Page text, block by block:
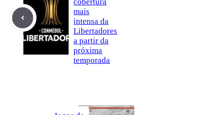
mais
intensa da
Libertadores
a partir da
próxima
temporada